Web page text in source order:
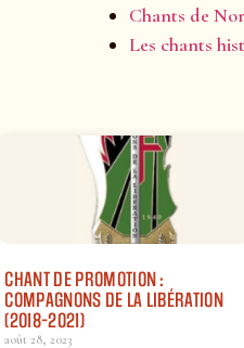
Chants de
Les chants
CHANT DE PROMOTION :
COMPAGNONS DE LA LIBÉRATION
(2018-2021)
août 28, 2023